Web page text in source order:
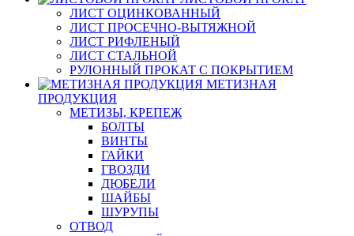
ЛИСТ ОЦИНКОВАННЫЙ
ЛИСТ ПРОСЕЧНО-ВЫТЯЖНОЙ
ЛИСТ РИФЛЕНЫЙ
ЛИСТ СТАЛЬНОЙ
РУЛОННЫЙ ПРОКАТ С ПОКРЫТИЕМ
МЕТИЗНАЯ
ПРОДУКЦИЯ
МЕТИЗЫ, КРЕПЕЖ
БОЛТЫ
ВИНТЫ
ГАЙКИ
ГВОЗДИ
ДЮБЕЛИ
ШАЙБЫ
ШУРУПЫ
ОТВОД